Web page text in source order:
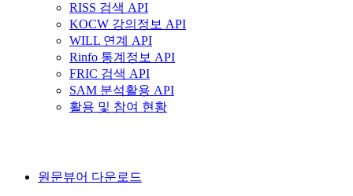
RISS 검색 API
KOCW 강의정보 API
WILL 연계 API
Rinfo 통계정보 API
FRIC 검색 API
SAM 분석활용 API
활용 및 참여 현황
원문뷰어 다운로드